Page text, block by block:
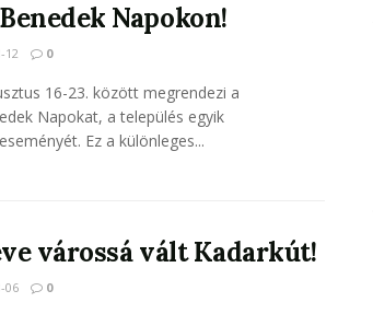
Napokon!
12 0
16-23. között megrendezi a
Napokat, a település egyik
Ez a különleges...
várossá vált Kadarkút!
06 0